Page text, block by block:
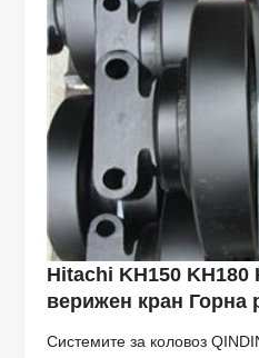
Hitachi KH150 KH180
верижен кран Горна
Системите за коловоз